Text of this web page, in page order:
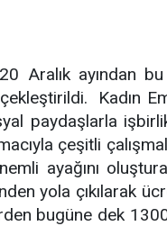
Aralık ayından
Kadın
paydaşlarla
çeşitli
ayağını
yola çıkılarak
bugüne dek 1300